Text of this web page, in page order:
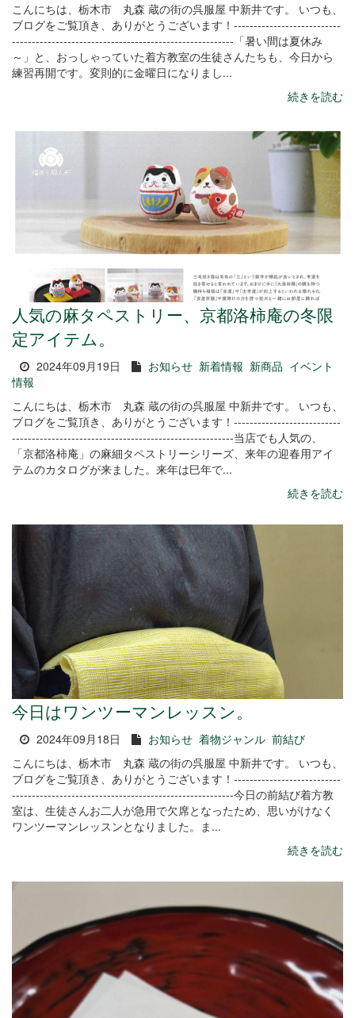
こんにちは、栃木市 丸森 蔵の街の呉服屋 中新井です。 いつも、
ブログをご覧頂き、ありがとうございます！---------------------------
--------------------------------------------------------「暑い間は夏休み
～」と、おっしゃっていた着方教室の生徒さんたちも、今日から
練習再開です。変則的に金曜日になりまし...
続きを読む
人気の麻タペストリー、京都洛柿庵の冬限
定アイテム。
2024年09月19日 お知らせ 新着情報 新商品 イベント
情報
こんにちは、栃木市 丸森 蔵の街の呉服屋 中新井です。 いつも、
ブログをご覧頂き、ありがとうございます！---------------------------
--------------------------------------------------------当店でも人気の、
「京都洛柿庵」の麻細タペストリーシリーズ、来年の迎春用アイ
テムのカタログが来ました。来年は巳年で...
続きを読む
今日はワンツーマンレッスン。
2024年09月18日 お知らせ 着物ジャンル 前結び
こんにちは、栃木市 丸森 蔵の街の呉服屋 中新井です。 いつも、
ブログをご覧頂き、ありがとうございます！---------------------------
--------------------------------------------------------今日の前結び着方教
室は、生徒さんお二人が急用で欠席となったため、思いがけなく
ワンツーマンレッスンとなりました。ま...
続きを読む